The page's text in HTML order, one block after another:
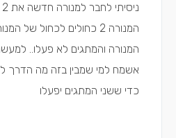
המנורה והמתגים לא פעלו..
אשמח למי שמבין בזה מה הדרך
כדי ששני המתגים יפעלו